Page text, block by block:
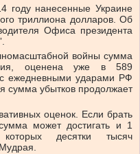
году нанесенные Украине
триллиона долларов. Об
Офиса президента
войны сумма
оценена уже в 589
с ежедневными ударами РФ
сумма убытков продолжает
оценок. Если брать
может достигать и 1
десятки тысяч